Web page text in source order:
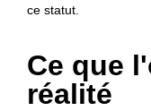
ce statut.
Ce que
réalité